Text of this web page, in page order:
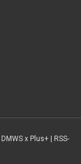
DMWS x Plus+ | RSS-